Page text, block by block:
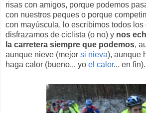
risas con amigos, porque podemos
con nuestros peques o porque
con mayúscula, lo escribimos todos los
disfrazamos de ciclista (o no) y nos
la carretera siempre que podemos,
aunque nieve (mejor si nieva), aunque
haga calor (bueno... yo el calor... en fin).